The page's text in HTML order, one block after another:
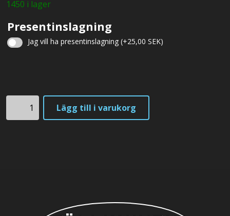
1450 i lager
Presentinslagning
Jag vill ha presentinslagning (+25,00 SEK)
mängd
Lägg till i varukorg